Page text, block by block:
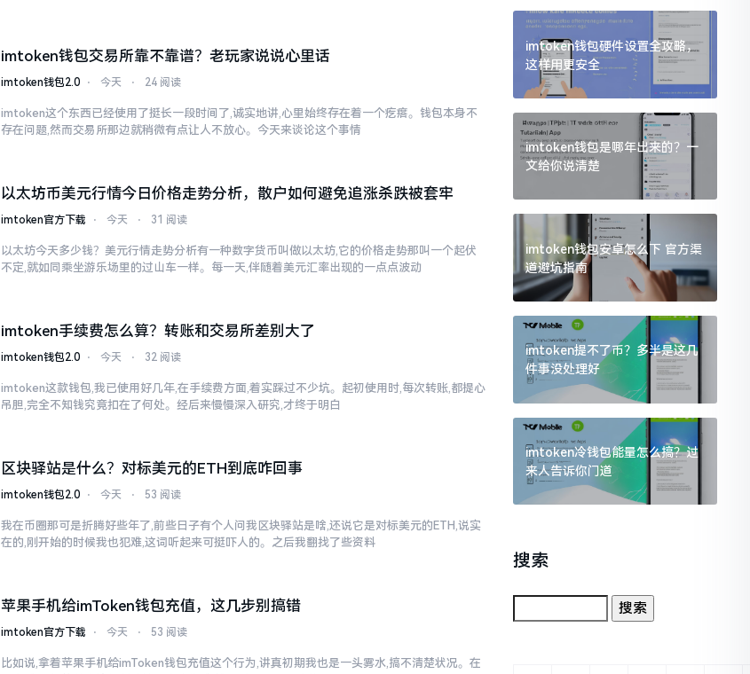
imtoken钱包交易所靠不靠谱？老玩家说说心里话
imtoken钱包2.0 ⋅ 今天 ⋅ 24 阅读
imtoken这个东西已经使用了挺长一段时间了,诚实地讲,心里始终存在着一个疙瘩。钱包本身不
存在问题,然而交易所那边就稍微有点让人不放心。今天来谈论这个事情
以太坊币美元行情今日价格走势分析，散户如何避免追涨杀跌被套牢
imtoken官方下载 ⋅ 今天 ⋅ 31 阅读
以太坊今天多少钱？美元行情走势分析有一种数字货币叫做以太坊,它的价格走势那叫一个起伏
不定,就如同乘坐游乐场里的过山车一样。每一天,伴随着美元汇率出现的一点点波动
imtoken手续费怎么算？转账和交易所差别大了
imtoken钱包2.0 ⋅ 今天 ⋅ 32 阅读
imtoken这款钱包,我已使用好几年,在手续费方面,着实踩过不少坑。起初使用时,每次转账,都提心
吊胆,完全不知钱究竟扣在了何处。经后来慢慢深入研究,才终于明白
区块驿站是什么？对标美元的ETH到底咋回事
imtoken钱包2.0 ⋅ 今天 ⋅ 53 阅读
我在币圈那可是折腾好些年了,前些日子有个人问我区块驿站是啥,还说它是对标美元的ETH,说实
在的,刚开始的时候我也犯难,这词听起来可挺吓人的。之后我翻找了些资料
苹果手机给imToken钱包充值，这几步别搞错
imtoken官方下载 ⋅ 今天 ⋅ 53 阅读
比如说,拿着苹果手机给imToken钱包充值这个行为,讲真初期我也是一头雾水,搞不清楚状况。在
imtoken钱包硬件设置全攻略，
这样用更安全
imtoken钱包是哪年出来的？一
文给你说清楚
imtoken钱包安卓怎么下 官方渠
道避坑指南
imtoken提不了币？多半是这几
件事没处理好
imtoken冷钱包能量怎么搞？过
来人告诉你门道
搜索